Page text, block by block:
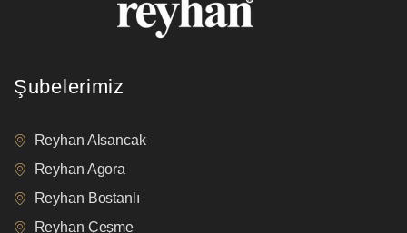
Şubelerimiz
Reyhan Alsancak
Reyhan Agora
Reyhan Bostanlı
Reyhan Çeşme